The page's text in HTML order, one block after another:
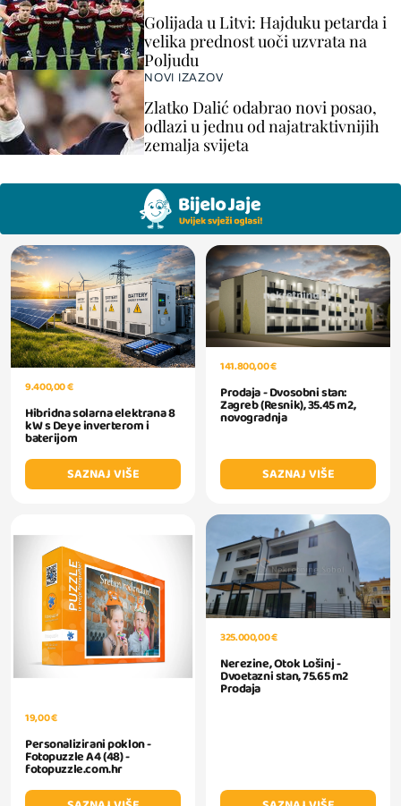
Golijada u Litvi: Hajduku petarda i
velika prednost uoči uzvrata na
Poljudu
NOVI IZAZOV
Zlatko Dalić odabrao novi posao,
odlazi u jednu od najatraktivnijih
zemalja svijeta
9.400,00 €
Hibridna solarna elektrana 8
kW s Deye inverterom i
baterijom
SAZNAJ VIŠE
141.800,00 €
Prodaja - Dvosobni stan:
Zagreb (Resnik), 35.45 m2,
novogradnja
SAZNAJ VIŠE
19,00 €
Personalizirani poklon -
Fotopuzzle A4 (48) -
fotopuzzle.com.hr
325.000,00 €
Nerezine, Otok Lošinj -
Dvoetazni stan, 75.65 m2
Prodaja